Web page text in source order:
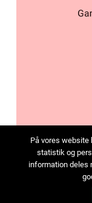
På vores website
statistik og
information deles